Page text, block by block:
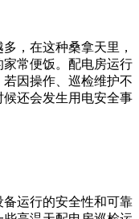
，在这种桑拿天里，
常便饭。配电房运行
因操作、巡检维护不
还会发生用电安全事
运行的安全性和可靠